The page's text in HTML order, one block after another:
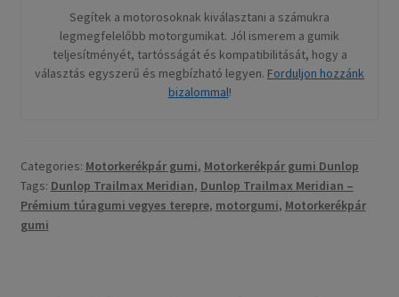
Segítek a motorosoknak kiválasztani a számukra
legmegfelelőbb motorgumikat. Jól ismerem a gumik
teljesítményét, tartósságát és kompatibilitását, hogy a
választás egyszerű és megbízható legyen. Forduljon hozzánk
bizalommal!
Categories: Motorkerékpár gumi, Motorkerékpár gumi Dunlop
Tags: Dunlop Trailmax Meridian, Dunlop Trailmax Meridian –
Prémium túragumi vegyes terepre, motorgumi, Motorkerékpár
gumi